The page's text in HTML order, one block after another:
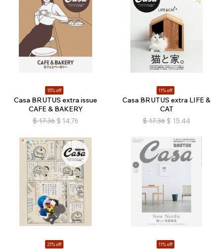
15% off
Casa BRUTUS extra issue
CAFE & BAKERY
$ 17.36 $ 14.76
11% off
Casa BRUTUS extra LIFE &
CAT
$ 17.36 $ 15.44
21% off 11% off